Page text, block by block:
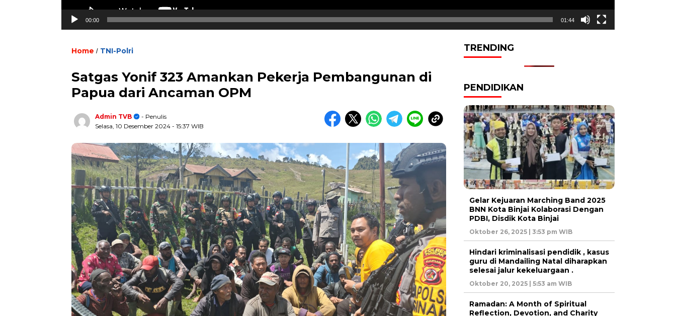
00:00 01:44
Home / TNI-Polri
Satgas Yonif 323 Amankan Pekerja Pembangunan di
Papua dari Ancaman OPM
Admin TVB
- Penulis
Selasa, 10 Desember 2024 - 15:37 WIB
TRENDING
PENDIDIKAN
Gelar Kejuaran Marching Band 2025
BNN Kota Binjai Kolaborasi Dengan
PDBI, Disdik Kota Binjai
Oktober 26, 2025 | 3:53 pm WIB
Hindari kriminalisasi pendidik , kasus
guru di Mandailing Natal diharapkan
selesai jalur kekeluargaan .
Oktober 20, 2025 | 5:53 am WIB
Ramadan: A Month of Spiritual
Reflection, Devotion, and Charity